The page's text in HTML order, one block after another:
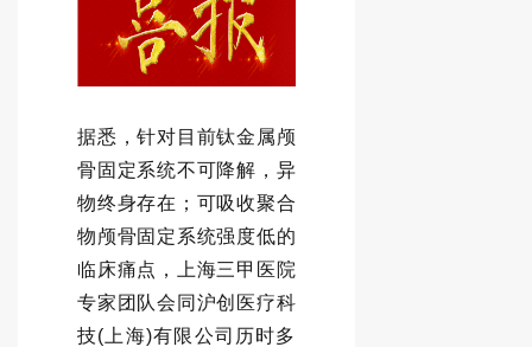
据悉，针对目前钛金属颅
骨固定系统不可降解，异
物终身存在；可吸收聚合
物颅骨固定系统强度低的
临床痛点，上海三甲医院
专家团队会同沪创医疗科
技(上海)有限公司历时多